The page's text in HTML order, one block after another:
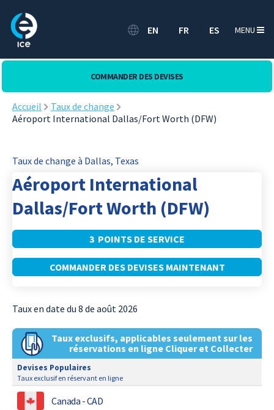
EN FR ES
COMMANDER DES DEVISES
MENU
Accueil
Taux de change
Aéroport International Dallas/Fort Worth (DFW)
Taux de change à Dallas, Texas
Aéroport International
Dallas/Fort Worth (DFW)
3 POINTS DE SERVICE
COMMANDER DES DEVISES MAINTENANT
Taux en date du 8 de août 2026
Taux exclusifs, applicables seulement sur les
réservations en ligne Cliquer et Collecter
Devises Populaires
Taux exclusif en réservant en ligne
Canada - CAD